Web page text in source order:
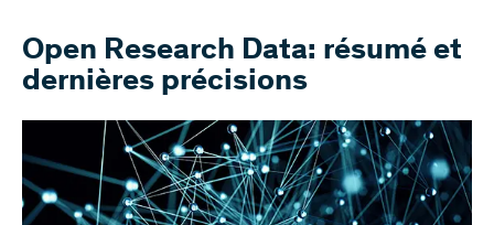
Open Research Data: résumé et
dernières précisions